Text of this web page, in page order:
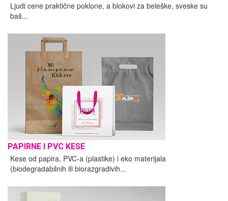
Ljudi cene praktične poklone, a blokovi za beleške, sveske su
baš...
PAPIRNE I PVC KESE
Kese od papira, PVC-a (plastike) i eko materijala
(biodegradabilnih ili biorazgradivih...